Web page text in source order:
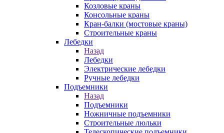
Козловые краны
Консольные краны
Кран-балки (мостовые краны)
Строительные краны
Лебедки
Назад
Лебедки
Электрические лебедки
Ручные лебедки
Подъемники
Назад
Подъемники
Ножничные подъемники
Строительные люльки